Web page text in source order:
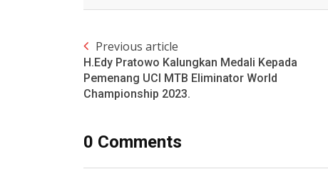
Previous article
H.Edy Pratowo Kalungkan Medali Kepada
Pemenang UCI MTB Eliminator World
Championship 2023.
0 Comments